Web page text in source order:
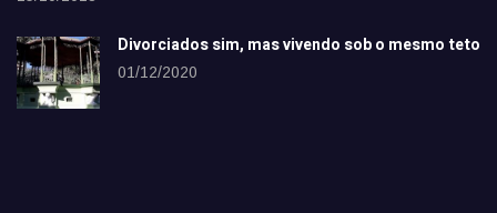
Divorciados sim, mas vivendo sob o mesmo teto
01/12/2020